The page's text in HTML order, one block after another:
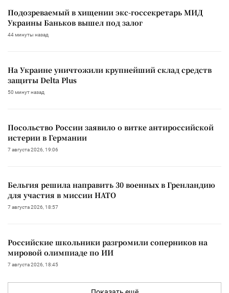
Подозреваемый в хищении экс-госсекретарь МИД
Украины Баньков вышел под залог
44 минуты назад
На Украине уничтожили крупнейший склад средств
защиты Delta Plus
50 минут назад
Посольство России заявило о витке антироссийской
истерии в Германии
7 августа 2026, 19:06
Бельгия решила направить 30 военных в Гренландию
для участия в миссии НАТО
7 августа 2026, 18:57
Российские школьники разгромили соперников на
мировой олимпиаде по ИИ
7 августа 2026, 18:45